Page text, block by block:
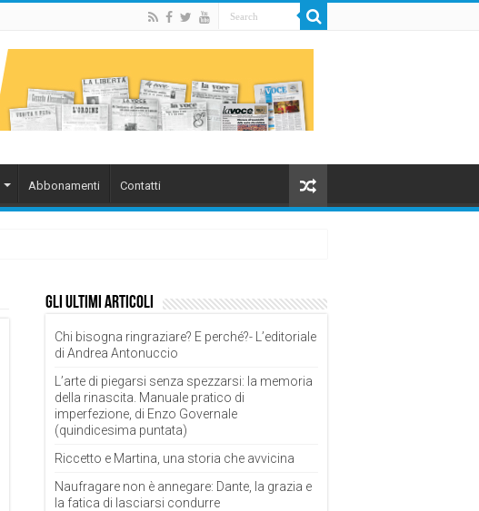
Abbonamenti Contatti
Gli ultimi articoli
Chi bisogna ringraziare? E perché?- L’editoriale
di Andrea Antonuccio
L’arte di piegarsi senza spezzarsi: la memoria
della rinascita. Manuale pratico di
imperfezione, di Enzo Governale
(quindicesima puntata)
Riccetto e Martina, una storia che avvicina
Naufragare non è annegare: Dante, la grazia e
la fatica di lasciarsi condurre